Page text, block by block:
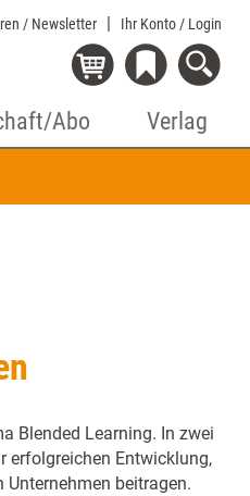
/ Newsletter Ihr Konto / Login
Abo Verlag
Blended Learning. In zwei
erfolgreichen Entwicklung,
beitragen.